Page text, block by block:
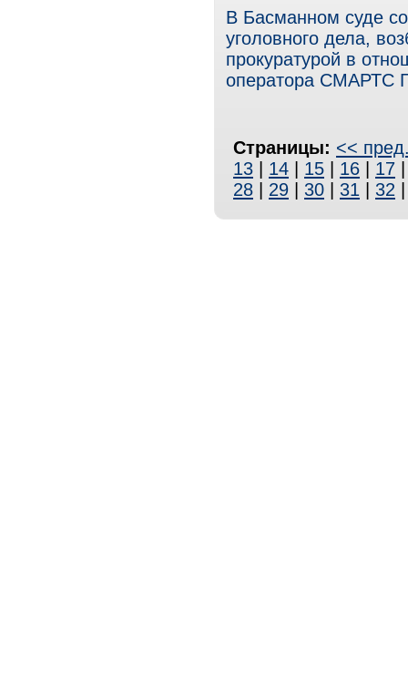
В Басманном суде
уголовного дела,
прокуратурой в
оператора СМАРТС
Страницы: <<
13
14 15 16 17
28
29 30 31 32